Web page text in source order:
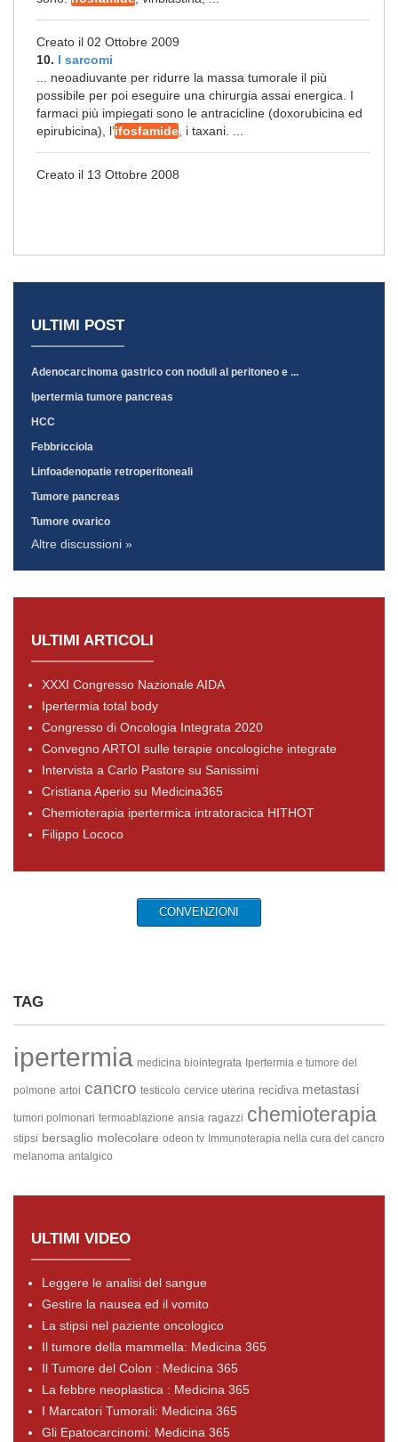
Creato il 02 Ottobre 2009
10. I sarcomi
... neoadiuvante per ridurre la massa tumorale il più
possibile per poi eseguire una chirurgia assai energica. I
farmaci più impiegati sono le antracicline (doxorubicina ed
epirubicina), l’ifosfamide , i taxani. ...
Creato il 13 Ottobre 2008
ULTIMI POST
Adenocarcinoma gastrico con noduli al peritoneo e ...
Ipertermia tumore pancreas
HCC
Febbricciola
Linfoadenopatie retroperitoneali
Tumore pancreas
Tumore ovarico
Altre discussioni »
ULTIMI ARTICOLI
XXXI Congresso Nazionale AIDA
Ipertermia total body
Congresso di Oncologia Integrata 2020
Convegno ARTOI sulle terapie oncologiche integrate
Intervista a Carlo Pastore su Sanissimi
Cristiana Aperio su Medicina365
Chemioterapia ipertermica intratoracica HITHOT
Filippo Lococo
CONVENZIONI
TAG
ipertermia medicina biointegrata Ipertermia e tumore del
polmone artoi cancro testicolo cervice uterina recidiva metastasi
tumori polmonari termoablazione ansia ragazzi chemioterapia
stipsi bersaglio molecolare odeon tv Immunoterapia nella cura del cancro
melanoma antalgico
ULTIMI VIDEO
Leggere le analisi del sangue
Gestire la nausea ed il vomito
La stipsi nel paziente oncologico
Il tumore della mammella: Medicina 365
Il Tumore del Colon : Medicina 365
La febbre neoplastica : Medicina 365
I Marcatori Tumorali: Medicina 365
Gli Epatocarcinomi: Medicina 365